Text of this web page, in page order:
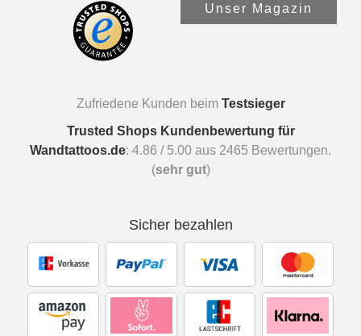
Unser Magazin
Zufriedene Kunden beim Testsieger
Trusted Shops Kundenbewertung für
Wandtattoos.de: 4.86 / 5.00 aus 2465 Bewertungen.
(sehr gut)
Sicher bezahlen